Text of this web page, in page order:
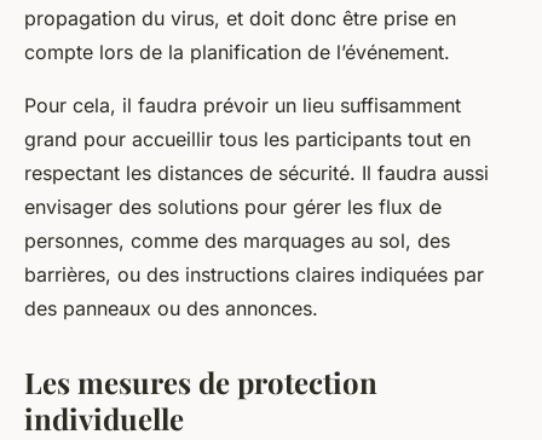
propagation du virus, et doit donc être prise en
compte lors de la planification de l’événement.
Pour cela, il faudra prévoir un lieu suffisamment
grand pour accueillir tous les participants tout en
respectant les distances de sécurité. Il faudra aussi
envisager des solutions pour gérer les flux de
personnes, comme des marquages au sol, des
barrières, ou des instructions claires indiquées par
des panneaux ou des annonces.
Les mesures de protection
individuelle